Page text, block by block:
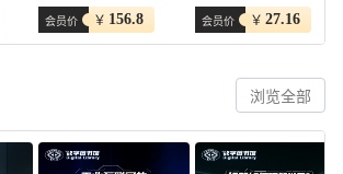
会员价 ￥ 156.8
通
会员价 ￥ 27.16
浏览全部